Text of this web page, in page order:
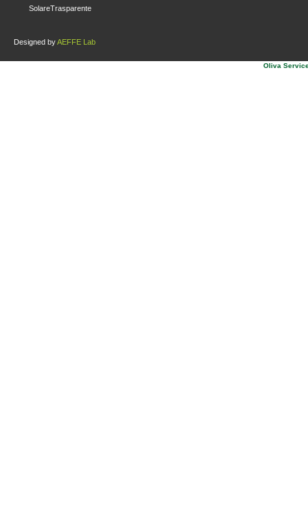
SolareTrasparente
Designed byAEFFE Lab
Oliva